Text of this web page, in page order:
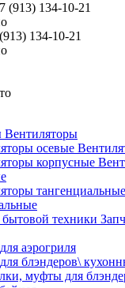
(913) 134-10-21
134-10-21
Вентиляторы
аэрогриля
блэндеров\
муфты для